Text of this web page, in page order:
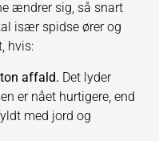
ændrer sig, så snart
især spidse ører og
hvis:
affald. Det lyder
er nået hurtigere, end
med jord og